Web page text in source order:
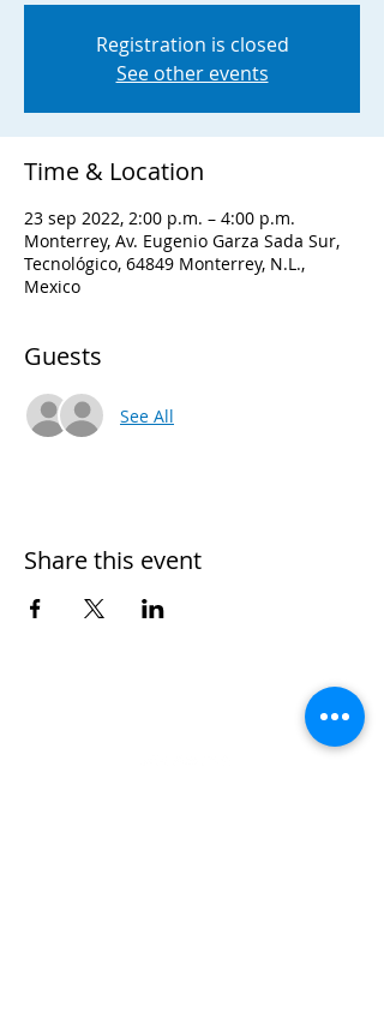
Registration is closed
See other events
Time & Location
23 sep 2022, 2:00 p.m. – 4:00 p.m.
Monterrey, Av. Eugenio Garza Sada Sur,
Tecnológico, 64849 Monterrey, N.L.,
Mexico
Guests
See All
Share this event